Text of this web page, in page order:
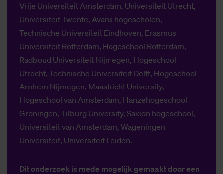
Vrije Universiteit Amsterdam, Universiteit Utrecht,
Universiteit Twente, Avans hogescholen,
Technische Universiteit Eindhoven, Erasmus
Universiteit Rotterdam, Hogeschool Rotterdam,
Radboud Universiteit Nijmegen, Hogeschool
Utrecht, Technische Universiteit Delft, Hogeschool
Arnhem Nijmegen, Maastricht University,
Hogeschool van Amsterdam, Hanzehogeschool
Groningen, Tilburg University, Saxion hogeschool,
Universiteit van Amsterdam, Wageningen
Universiteit, Universiteit Leiden.
Dit onderzoek is mede mogelijk gemaakt door een